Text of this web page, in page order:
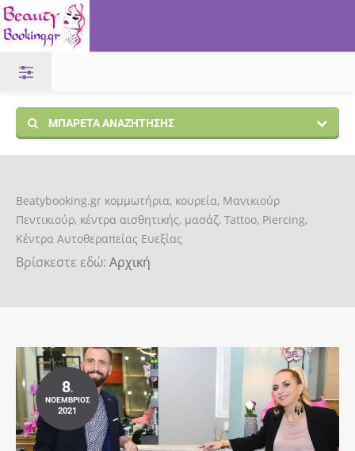
ΜΠΑΡΈΤΑ ΑΝΑΖΉΤΗΣΗΣ
Beatybooking.gr κομμωτήρια, κουρεία, Μανικιούρ
Πεντικιούρ, κέντρα αισθητικής, μασάζ, Tattoo, Piercing,
Κέντρα Αυτοθεραπείας Ευεξίας
Βρίσκεστε εδώ: Αρχική
8.
ΝΟΈΜΒΡΙΟΣ
2021